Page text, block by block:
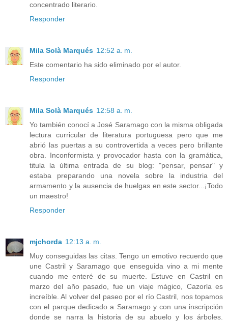
concentrado literario.
Responder
Mila Solà Marqués 12:52 a. m.
Este comentario ha sido eliminado por el autor.
Responder
Mila Solà Marqués 12:58 a. m.
Yo también conocí a José Saramago con la misma obligada
lectura curricular de literatura portuguesa pero que me
abrió las puertas a su controvertida a veces pero brillante
obra. Inconformista y provocador hasta con la gramática,
titula la última entrada de su blog: "pensar, pensar" y
estaba preparando una novela sobre la industria del
armamento y la ausencia de huelgas en este sector...¡Todo
un maestro!
Responder
mjchorda 12:13 a. m.
Muy conseguidas las citas. Tengo un emotivo recuerdo que
une Castril y Saramago que enseguida vino a mi mente
cuando me enteré de su muerte. Estuve en Castril en
marzo del año pasado, fue un viaje mágico, Cazorla es
increíble. Al volver del paseo por el río Castril, nos topamos
con el parque dedicado a Saramago y con una inscripción
donde se narra la historia de su abuelo y los árboles.